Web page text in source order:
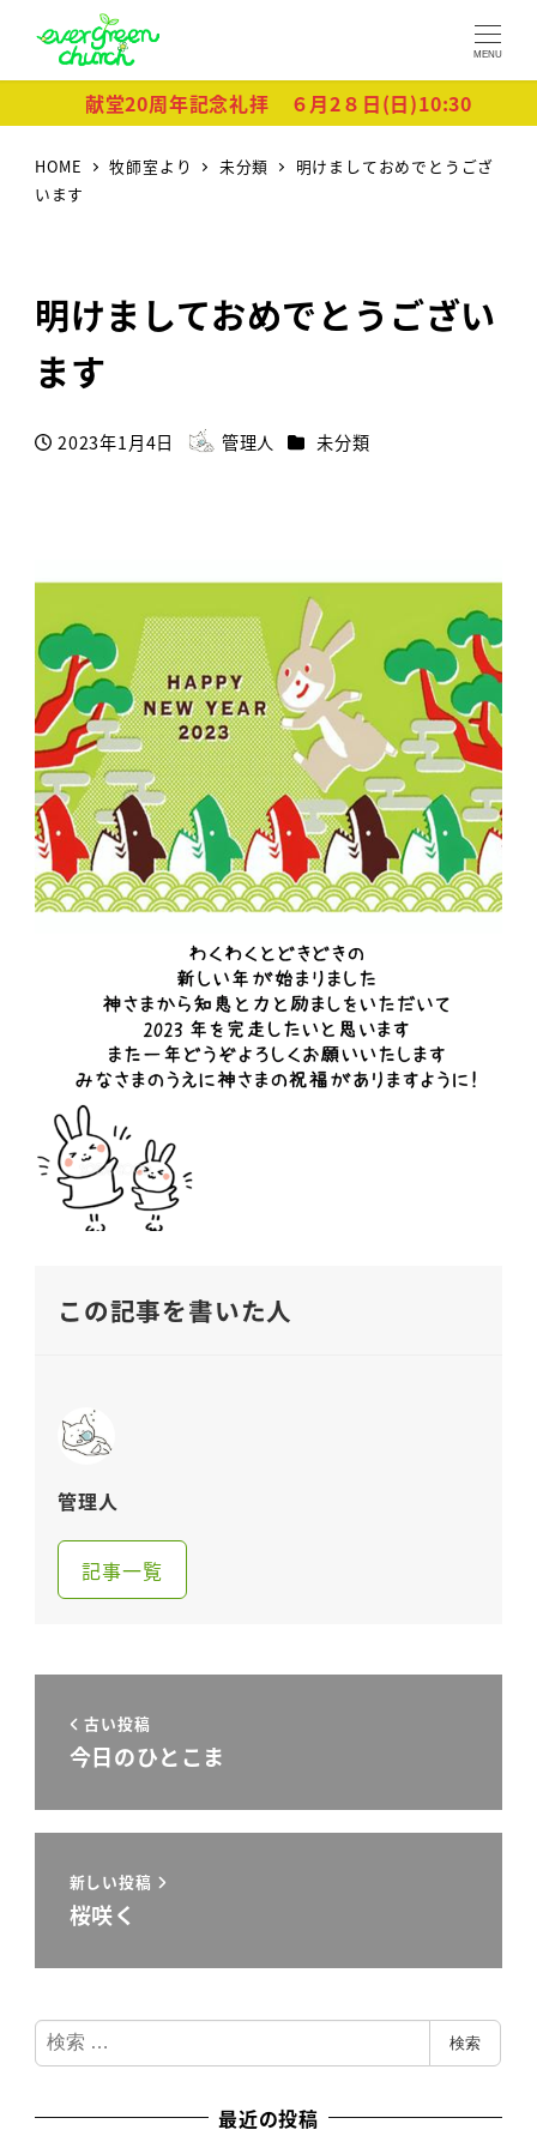
MENU
献堂20周年記念礼拝 ６月2８日(日)10:30
HOME 牧師室より 未分類
明けましておめでとうござ
います
明けましておめでとうござい
ます
投稿日
2023年1月4日
著
管理人 カテゴリー
未分類
この記事を書いた人
管理人
記事一覧
古い投稿
今日のひとこま
新しい投稿
桜咲く
検
索
検索
最近の投稿